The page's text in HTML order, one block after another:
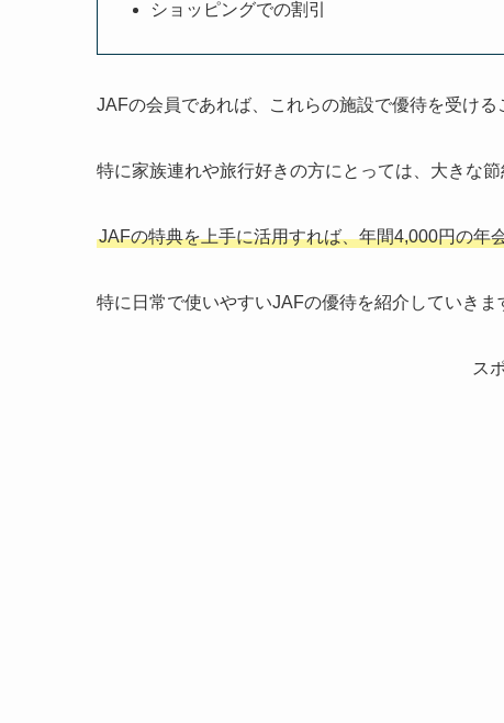
ショッピングでの割引
JAFの会員であれば、これらの施設で優待を受ける
特に家族連れや旅行好きの方にとっては、大きな節
JAFの特典を上手に活用すれば、年間4,000円の年
特に日常で使いやすいJAFの優待を紹介していきま
ス